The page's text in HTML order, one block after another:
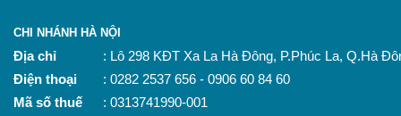
CHI NHÁNH HÀ NỘI
Địa chỉ
: Lô 298 KĐT Xa La Hà Đông, P.Phúc La, Q.Hà
Điện thoại
: 0282 2537 656 - 0906 60 84 60
Mã số thuế
: 0313741990-001